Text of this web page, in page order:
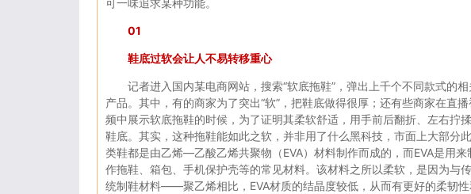
可一味追求某种功能。
01
鞋底过软会让人不易转移重心
记者进入国内某电商网站，搜索“软底拖鞋”，弹出上千个不同款式的相
产品。其中，有的商家为了突出“软”，把鞋底做得很厚；还有些商家在直播
频中展示软底拖鞋的时候，为了证明其柔软舒适，用手前后翻折、左右拧揉
鞋底。其实，这种拖鞋能如此之软，并非用了什么黑科技，市面上大部分此
类鞋都是由乙烯—乙酸乙烯共聚物（EVA）材料制作而成的，而EVA是用来
作拖鞋、箱包、手机保护壳等的常见材料。该材料之所以柔软，是因为与传
统制鞋材料——聚乙烯相比，EVA材质的结晶度较低，从而有更好的柔韧性